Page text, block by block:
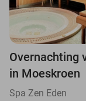
Overnachting
in Moeskroen
Spa Zen Eden